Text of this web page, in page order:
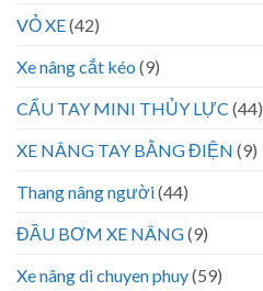
VỎ XE(42)
Xe nâng cắt kéo (9)
CẨU TAY MINI THỦY LỰC (44)
XE NÂNG TAY BẰNG ĐIỆN (9)
Thang nâng người(44)
ĐẦU BƠM XE NÂNG(9)
Xe nâng di chuyen phuy(59)